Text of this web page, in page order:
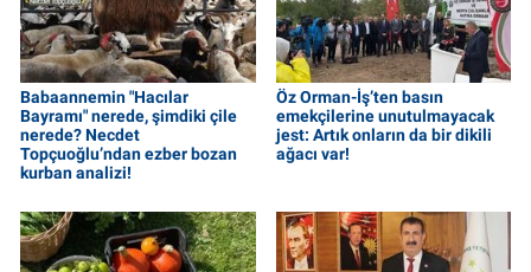
Babaannemin "Hacılar
Bayramı" nerede, şimdiki çile
nerede? Necdet
Topçuoğlu’ndan ezber bozan
kurban analizi!
Öz Orman-İş’ten basın
emekçilerine unutulmayacak
jest: Artık onların da bir dikili
ağacı var!